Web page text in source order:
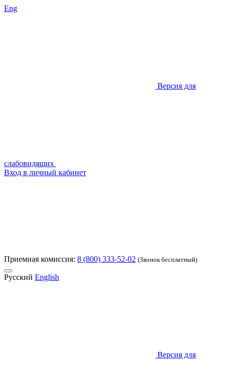
Eng
Версия для
слабовидящих
Вход в личный кабинет
Приемная комиссия: 8 (800) 333-52-02 (Звонок бесплатный)
Русский English
Версия для